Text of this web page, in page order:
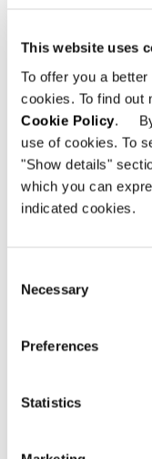
This website uses
To offer you a
cookies. To find out
Cookie Policy. By
use of cookies. To
"Show details"
which you can
indicated cookies.
Selection
Necessary
Preferences
Statistics
pero
ideales para
evolución,
Pusieron el
elementos
combinarse
que las
visiones. La